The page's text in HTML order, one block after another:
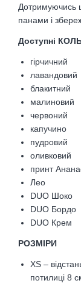
Дотримуючись
панами і
Доступні
гірчичний
лавандовий
блакитний
малиновий
червоний
капучино
пудровий
оливковий
принт
Лео
DUO Шоко
DUO Бордо
DUO Крем
РОЗМІРИ
XS –
потилиці 8